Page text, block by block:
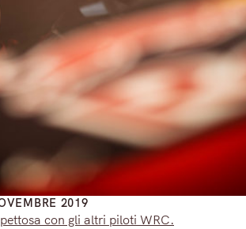
2019
con gli altri piloti WRC.